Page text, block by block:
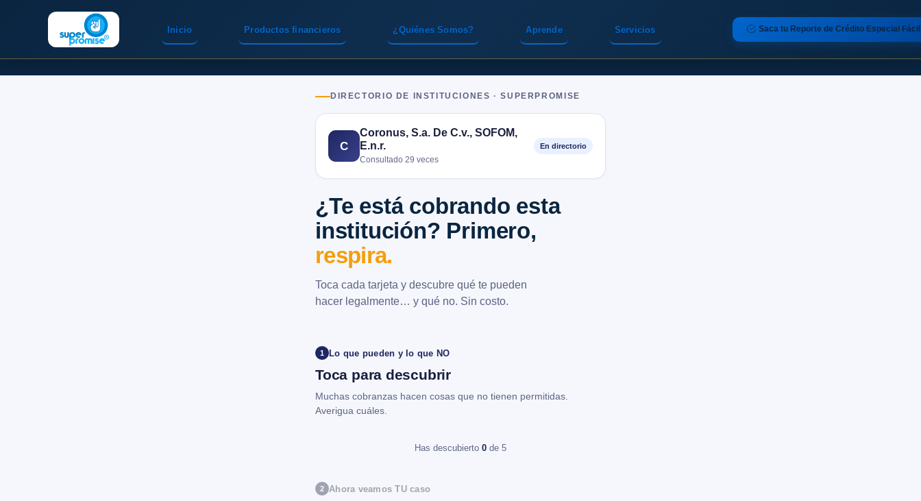
Inicio Servicios
Productos financieros ¿Quiénes Somos? Aprende Saca tu Reporte de Crédito Especial Fácil
DIRECTORIO DE INSTITUCIONES · SUPERPROMISE
C
Coronus, S.a. De C.v., SOFOM,
E.n.r.
Consultado 29 veces
En directorio
¿Te está cobrando esta
institución? Primero,
respira.
Toca cada tarjeta y descubre qué te pueden
hacer legalmente… y qué no. Sin costo.
1 Lo que pueden y lo que NO
Toca para descubrir
Muchas cobranzas hacen cosas que no tienen permitidas.
Averigua cuáles.
Has descubierto 0 de 5
2 Ahora veamos TU caso